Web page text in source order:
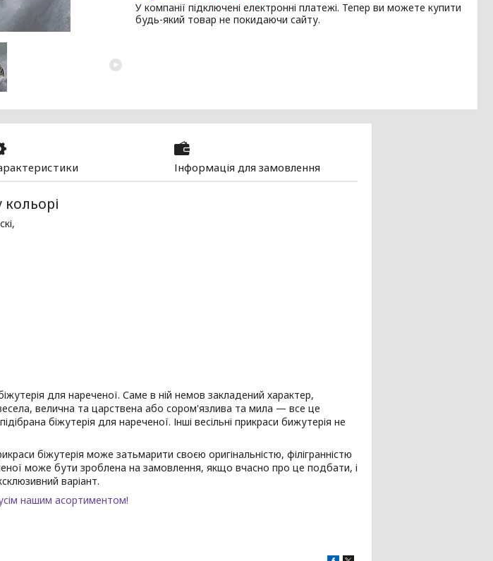
У компанії підключені електронні платежі. Тепер ви можете купити
будь-який товар не покидаючи сайту.
Інформація для замовлення
для нареченої. Саме в ній немов закладений характер,
велична та царствена або сором'язлива та мила — все це
біжутерія для нареченої. Інші весільні прикраси бижутерія не
біжутерія може затьмарити своєю оригінальністю, філігранністю
може бути зроблена на замовлення, якщо вчасно про це подбати, і
варіант.
нашим асортиментом!